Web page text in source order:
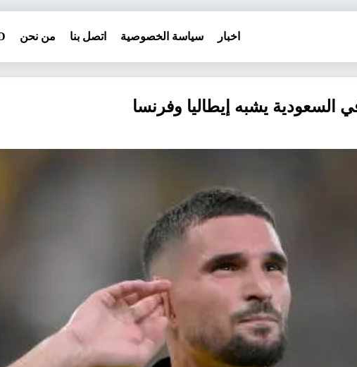
اخبار سياسة الخصوصية اتصل بنا من نحن
يشبه إيطاليا وفرنسا